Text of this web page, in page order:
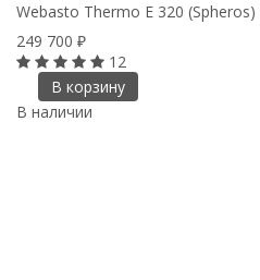
Webasto Thermo E 320 (Spheros)
249 700 ₽
12
В корзину
В наличии